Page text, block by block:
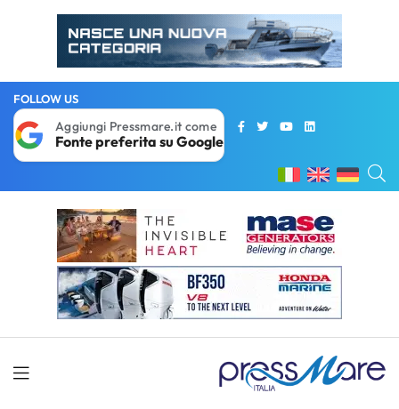
FOLLOW US
Aggiungi Pressmare.it come
Fonte preferita su Google